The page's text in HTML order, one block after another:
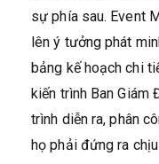
sự phía sau. Event
lên ý tưởng phát
bảng kế hoạch chi
kiến trình Ban Giám
trình diễn ra, phân
họ phải đứng ra